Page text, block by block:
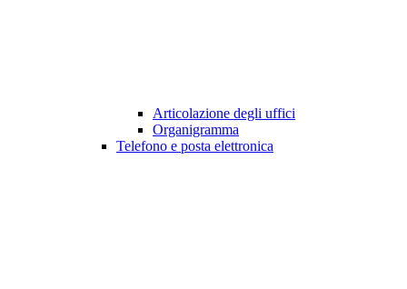
Articolazione degli uffici
Organigramma
Telefono e posta elettronica